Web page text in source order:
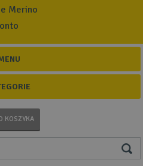
Merino
KOSZYKA